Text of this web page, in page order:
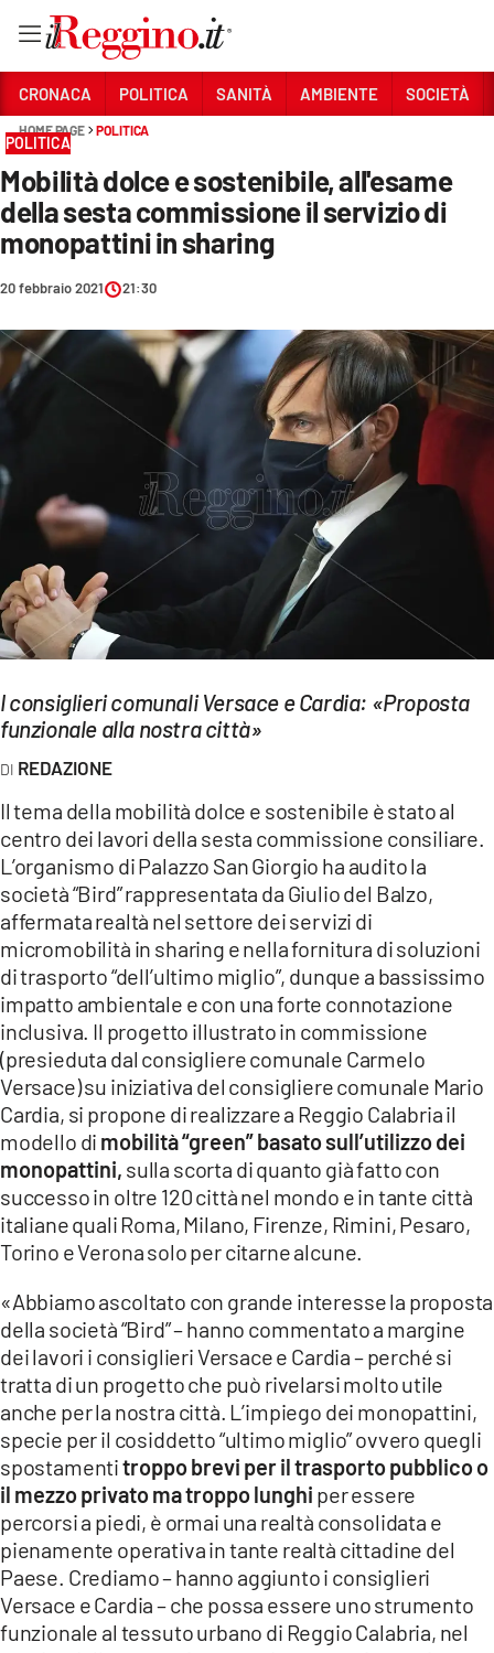
Sezioni
CRONACA
SANITÀ
AMBIENTE
SOCIETÀ
ECONOMIA E LAVORO
EVENTI
SPORT
Streaming
LAC NETWORK
LAC ONAIR
Network
LACPLAY.IT
LACTV.IT
LACONAIR.IT
LACITYMAG.IT
ILREGGINO.IT
COSENZACHANNEL.IT
ILVIBONESE.IT
CATANZAROCHANNEL.IT
LACAPITALENEWS.IT
App
ANDROID
APPLE
CRONACA POLITICA SANITÀ AMBIENTE SOCIETÀ
HOME PAGE POLITICA
POLITICA
Mobilità dolce e sostenibile, all'esame
della sesta commissione il servizio di
monopattini in sharing
20 febbraio 2021 21:30
I consiglieri comunali Versace e Cardia: «Proposta
funzionale alla nostra città»
REDAZIONE
Il tema della mobilità dolce e sostenibile è stato al
centro dei lavori della sesta commissione consiliare.
L’organismo di Palazzo San Giorgio ha audito la
società “Bird” rappresentata da Giulio del Balzo,
affermata realtà nel settore dei servizi di
micromobilità in sharing e nella fornitura di soluzioni
di trasporto “dell’ultimo miglio”, dunque a bassissimo
impatto ambientale e con una forte connotazione
inclusiva. Il progetto illustrato in commissione
(presieduta dal consigliere comunale Carmelo
Versace) su iniziativa del consigliere comunale Mario
Cardia, si propone di realizzare a Reggio Calabria il
modello di mobilità “green” basato sull’utilizzo dei
monopattini, sulla scorta di quanto già fatto con
successo in oltre 120 città nel mondo e in tante città
italiane quali Roma, Milano, Firenze, Rimini, Pesaro,
Torino e Verona solo per citarne alcune.
«Abbiamo ascoltato con grande interesse la proposta
della società “Bird” – hanno commentato a margine
dei lavori i consiglieri Versace e Cardia – perché si
tratta di un progetto che può rivelarsi molto utile
anche per la nostra città. L’impiego dei monopattini,
specie per il cosiddetto “ultimo miglio” ovvero quegli
spostamentitroppo brevi per il trasporto pubblico o
il mezzo privato ma troppo lunghi per essere
percorsi a piedi, è ormai una realtà consolidata e
pienamente operativa in tante realtà cittadine del
Paese. Crediamo – hanno aggiunto i consiglieri
Versace e Cardia – che possa essere uno strumento
funzionale al tessuto urbano di Reggio Calabria, nel